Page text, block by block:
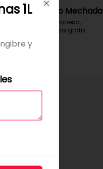
Cono Mediano Mechada
Con extra de Mayonesa,
ketchup o mostaza gratis
1L
y
Close